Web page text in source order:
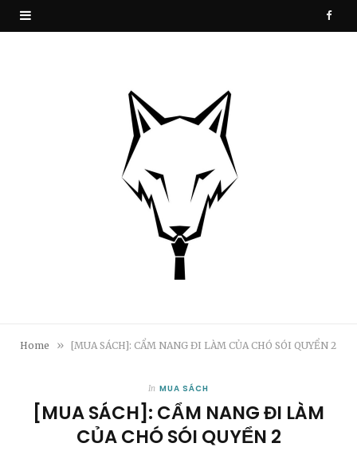
F
Home » [MUA SÁCH]: CẨM NANG ĐI LÀM CỦA CHÓ SÓI QUYỂN 2
In MUA SÁCH
[MUA SÁCH]: CẨM NANG ĐI LÀM
CỦA CHÓ SÓI QUYỂN 2